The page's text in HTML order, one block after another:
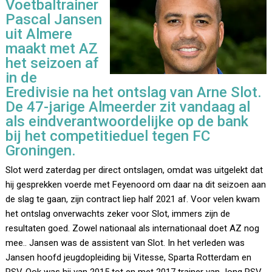
Voetbaltrainer
Pascal Jansen
uit Almere
maakt met AZ
het seizoen af
in de
Eredivisie na het ontslag van Arne Slot.
De 47-jarige Almeerder zit vandaag al
als eindverantwoordelijke op de bank
bij het competitieduel tegen FC
Groningen.
Slot werd zaterdag per direct ontslagen, omdat was uitgelekt dat
hij gesprekken voerde met Feyenoord om daar na dit seizoen aan
de slag te gaan, zijn contract liep half 2021 af. Voor velen kwam
het ontslag onverwachts zeker voor Slot, immers zijn de
resultaten goed. Zowel nationaal als internationaal doet AZ nog
mee.. Jansen was de assistent van Slot. In het verleden was
Jansen hoofd jeugdopleiding bij Vitesse, Sparta Rotterdam en